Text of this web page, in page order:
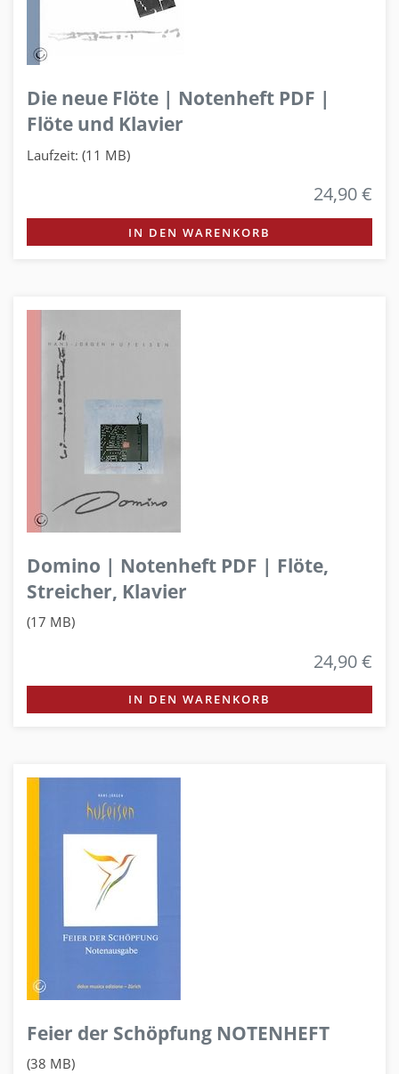
Die neue Flöte | Notenheft PDF |
Flöte und Klavier
Laufzeit: (11 MB)
24,90 €
IN DEN WARENKORB
Domino | Notenheft PDF | Flöte,
Streicher, Klavier
(17 MB)
24,90 €
IN DEN WARENKORB
Feier der Schöpfung NOTENHEFT
(38 MB)